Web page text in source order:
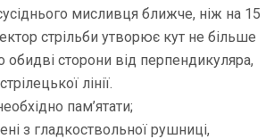
мисливця ближче, ніж на 15
стрільби утворює кут не більше
обидві сторони від перпендикуляра,
лінії.
пам’ятати;
з гладкоствольної рушниці,